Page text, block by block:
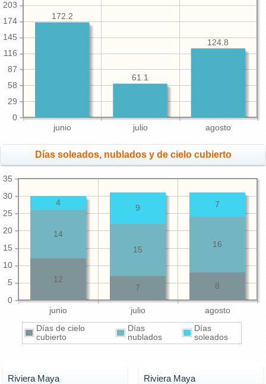
junio julio agosto
0
29
58
87
116
145
174
203
124.8
61.1
172.2
Días soleados, nublados y de cielo cubierto
junio julio agosto
0
5
10
15
20
25
30
35
8
7
12
16
15
14
7
9
4
Días de cielo
cubierto
Días
nublados
Días
soleados
Riviera Maya Riviera Maya